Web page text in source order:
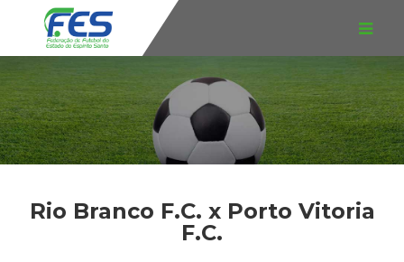
Rio Branco F.C. x Porto Vitoria
F.C.